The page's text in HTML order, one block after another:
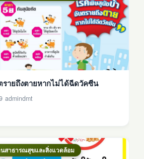
ายถึงตายหากไม่ได้ฉีดวัคซีน
admindmt
สาธารณสุขและสิ่งแวดล้อม